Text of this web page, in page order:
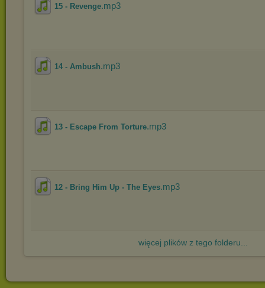
15 - Revenge.mp3
14 - Ambush.mp3
13 - Escape From Torture.mp3
12 - Bring Him Up - The Eyes.mp3
więcej plików z tego folderu...